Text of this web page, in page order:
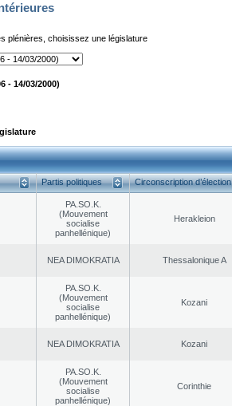
plénières, choisissez une législature
- 14/03/2000)
Partis politiques Circonscription d’élection
PA.SO.K.
(Mouvement
socialise
panhellénique)
Herakleion
NEA DΙMOKRATIA Thessalonique A
PA.SO.K.
(Mouvement
socialise
panhellénique)
Kozani
NEA DΙMOKRATIA Kozani
PA.SO.K.
(Mouvement
socialise
panhellénique)
Corinthie